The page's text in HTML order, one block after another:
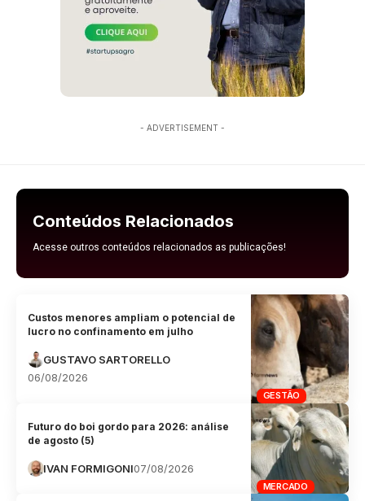
- ADVERTISEMENT -
Conteúdos Relacionados
Acesse outros conteúdos relacionados as publicações!
GESTÃO
Custos menores ampliam o potencial de
lucro no confinamento em julho
GUSTAVO SARTORELLO
06/08/2026
MERCADO
Futuro do boi gordo para 2026: análise
de agosto (5)
IVAN FORMIGONI07/08/2026